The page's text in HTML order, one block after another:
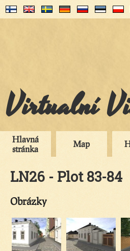
Virtualní
Hlavná
stránka
Map
LN26 - Plot 83-84
Obrázky